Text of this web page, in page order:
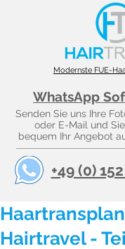
Modernste FUE-
WhatsApp
Senden Sie uns Ihre
oder E-Mail und
bequem Ihr Angebot
+49 (0)
Hairtravel -